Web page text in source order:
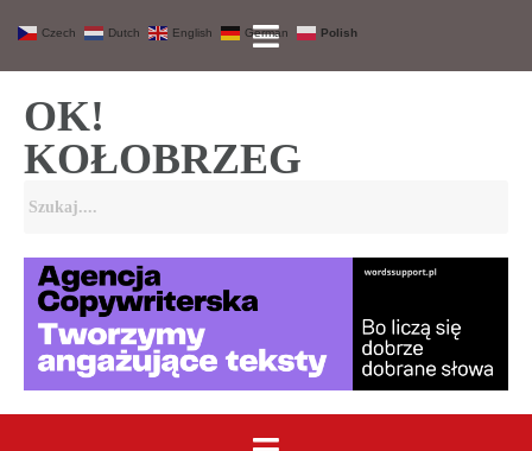
OK!
KOŁOBRZEG
Czech Dutch English German Polish